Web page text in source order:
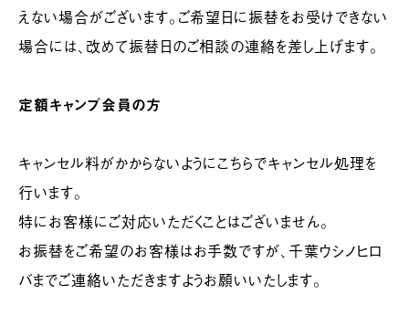
えない場合がございます。ご希望日に振替をお受けできない
場合には、改めて振替日のご相談の連絡を差し上げます。
定額キャンプ会員の方
キャンセル料がかからないようにこちらでキャンセル処理を
行います。
特にお客様にご対応いただくことはございません。
お振替をご希望のお客様はお手数ですが、千葉ウシノヒロ
バまでご連絡いただきますようお願いいたします。